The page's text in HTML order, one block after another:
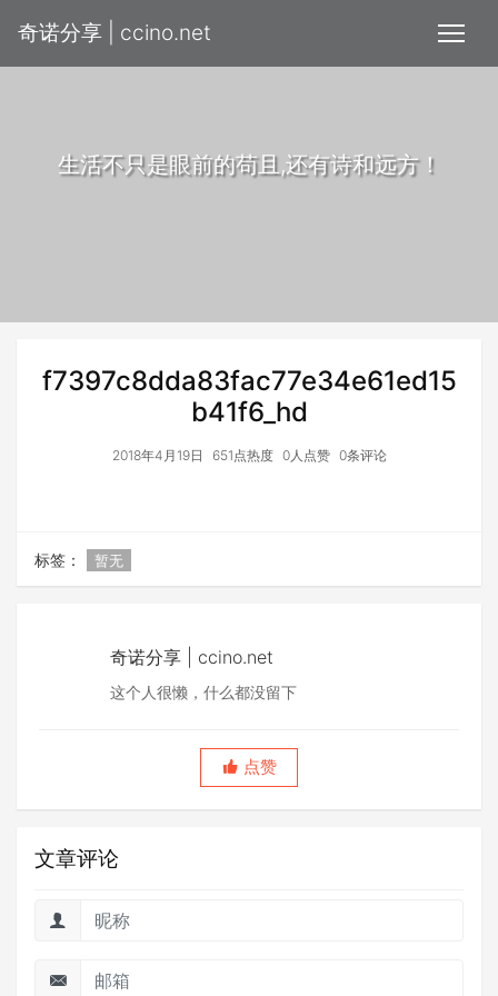
奇诺分享 | ccino.net
生活不只是眼前的苟且,还有诗和远方！
f7397c8dda83fac77e34e61ed15
b41f6_hd
2018年4月19日 651点热度 0人点赞 0条评论
标签： 暂无
奇诺分享 | ccino.net
这个人很懒，什么都没留下
点赞
文章评论